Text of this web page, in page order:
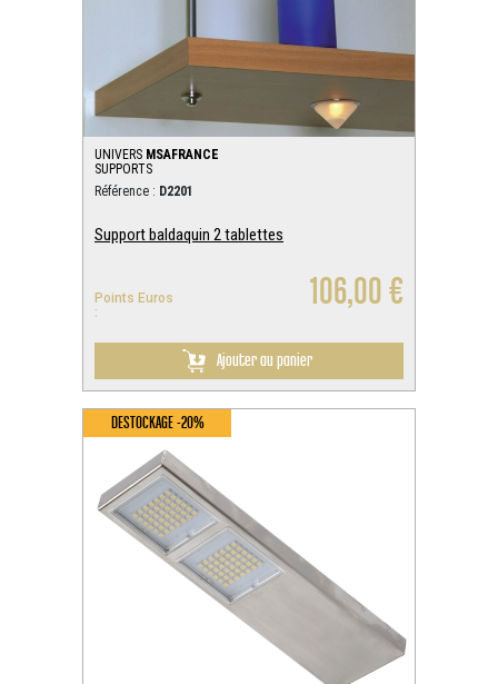
UNIVERS MSAFRANCE
SUPPORTS
Référence : D2201
Support baldaquin 2 tablettes
Points Euros
:
106,00 €
Ajouter au panier
DESTOCKAGE -20%